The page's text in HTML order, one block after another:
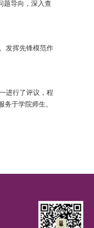
题导向，深入查
发挥先锋模范作
进行了评议，程
于学院师生。